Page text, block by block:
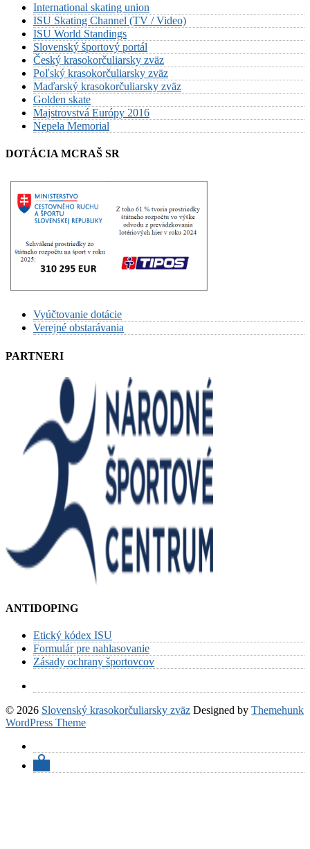
International skating union
ISU Skating Channel (TV / Video)
ISU World Standings
Slovenský športový portál
Český krasokorčuliarsky zväz
Poľský krasokorčuliarsky zväz
Maďarský krasokorčuliarsky zväz
Golden skate
Majstrovstvá Európy 2016
Nepela Memorial
DOTÁCIA MCRAŠ SR
Vyúčtovanie dotácie
Verejné obstarávania
PARTNERI
ANTIDOPING
Etický kódex ISU
Formulár pre nahlasovanie
Zásady ochrany športovcov
© 2026 Slovenský krasokorčuliarsky zväz Designed by Themehunk
WordPress Theme